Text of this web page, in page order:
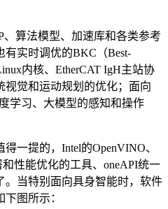
算法模型、加速库和各类参考
实时调优的BKC（Best-
内核、EtherCAT IgH主站协
视觉和运动规划的优化；面向
学习、大模型的感知和操作
一提的，Intel的OpenVINO、
性能优化的工具、oneAPI统一
。当特别面向具身智能时，软件
图所示：